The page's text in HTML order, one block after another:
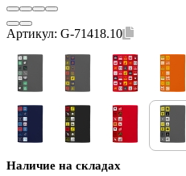
Артикул: G-71418.10
Наличие на складах